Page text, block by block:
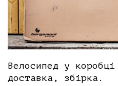
Велосипед у
доставка, збірка.